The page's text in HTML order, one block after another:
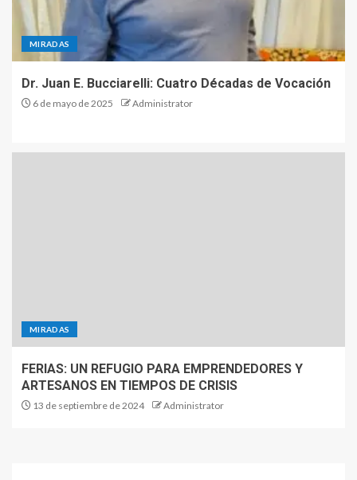
MIRADAS
Dr. Juan E. Bucciarelli: Cuatro Décadas de Vocación
6 de mayo de 2025 Administrator
MIRADAS
FERIAS: UN REFUGIO PARA EMPRENDEDORES Y
ARTESANOS EN TIEMPOS DE CRISIS
13 de septiembre de 2024 Administrator